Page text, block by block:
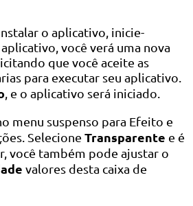
o aplicativo, inicie-
você verá uma nova
que você aceite as
para executar seu aplicativo.
, e o aplicativo será iniciado.
menu suspenso para Efeito e
Selecione Transparente e é
você também pode ajustar o
valores desta caixa de